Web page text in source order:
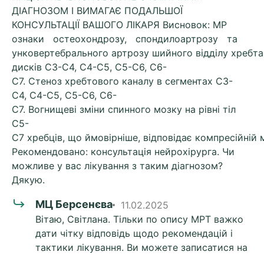
ДІАГНОЗОМ І ВИМАГАЄ ПОДАЛЬШОЇ
КОНСУЛЬТАЦІЇ ВАШОГО ЛІКАРЯ Висновок: МР
ознаки остеохондрозу, спондилоартрозу та
унковертебрального артрозу шийного відділу
дисків С3-С4, С4-С5, С5-С6, С6-
С7. Стеноз хребтового каналу в сегментах С3-
С4, С4-С5, С5-С6, С6-
С7. Вогнищеві зміни спинного мозку на рівні тіл
С5-
С7 хребців, що ймовірніше, відповідає компресійній
Рекомендовано: консультація нейрохірурга. Чи
можливе у вас лікування з таким діагнозом?
Дякую.
МЦ Берсенєва
11.02.2025
Вітаю, Світлана. Тільки по опису МРТ важко
дати чітку відповідь щодо рекомендацій і
тактики лікування. Ви можете записатися на